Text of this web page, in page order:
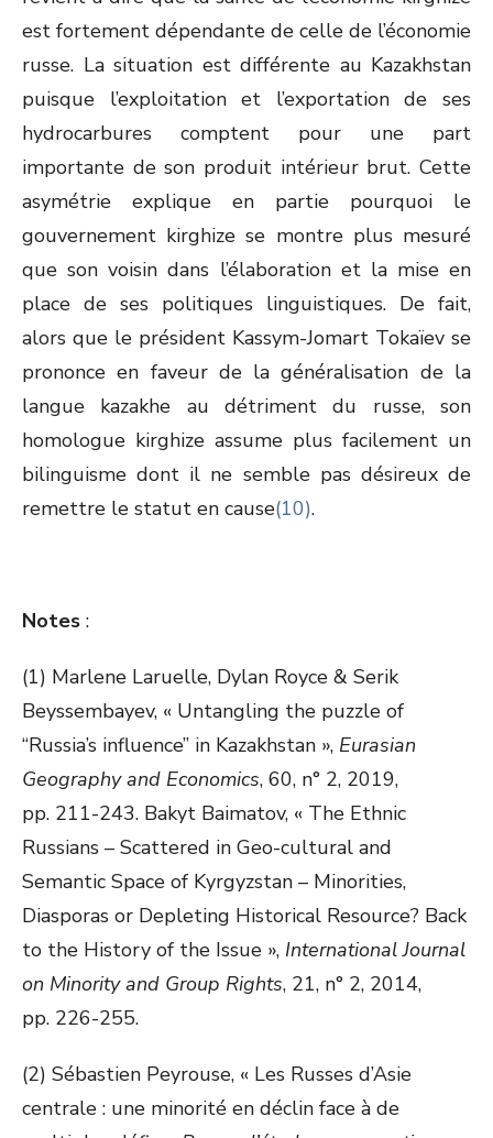
est fortement dépendante de celle de l’économie
russe. La situation est différente au Kazakhstan
puisque l’exploitation et l’exportation de ses
hydrocarbures comptent pour une part
importante de son produit intérieur brut. Cette
asymétrie explique en partie pourquoi le
gouvernement kirghize se montre plus mesuré
que son voisin dans l’élaboration et la mise en
place de ses politiques linguistiques. De fait,
alors que le président Kassym-Jomart Tokaïev se
prononce en faveur de la généralisation de la
langue kazakhe au détriment du russe, son
homologue kirghize assume plus facilement un
bilinguisme dont il ne semble pas désireux de
remettre le statut en cause(10).
Notes :
(1) Marlene Laruelle, Dylan Royce & Serik
Beyssembayev, « Untangling the puzzle of
“Russia’s influence” in Kazakhstan », Eurasian
Geography and Economics, 60, n° 2, 2019,
pp. 211-243. Bakyt Baimatov, « The Ethnic
Russians – Scattered in Geo-cultural and
Semantic Space of Kyrgyzstan – Minorities,
Diasporas or Depleting Historical Resource? Back
to the History of the Issue », International Journal
on Minority and Group Rights, 21, n° 2, 2014,
pp. 226-255.
(2) Sébastien Peyrouse, « Les Russes d’Asie
centrale : une minorité en déclin face à de